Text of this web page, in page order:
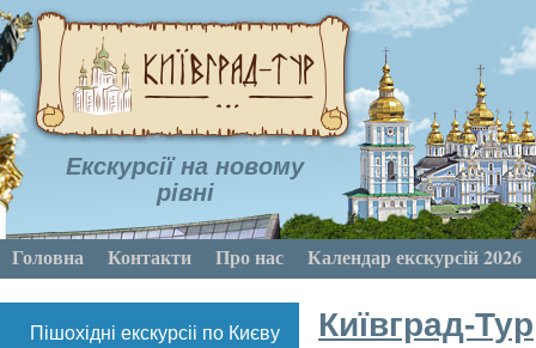
Екскурсії на новому
рівні
Головна Контакти Про нас Календар екскурсій 2026
Пішохідні екскурсіі по Києву
Київград-Тур